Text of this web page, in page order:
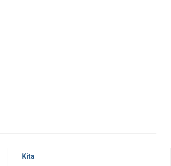
Kita